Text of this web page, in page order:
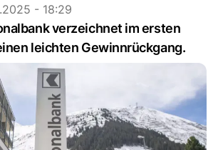
- 18:29
verzeichnet im ersten
leichten Gewinnrückgang.